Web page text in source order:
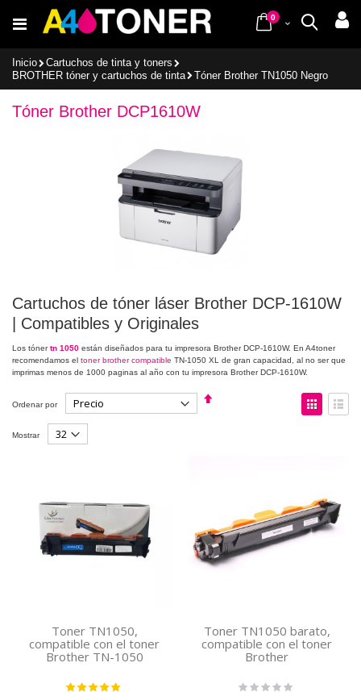
al
contenido
Buscar
Cart
0items
Inicio
Cartuchos de tinta y toners
BROTHER tóner y cartuchos de tinta
Tóner Brother TN1050 Negro
Tóner Brother DCP1610W
Cartuchos de tóner láser Brother DCP-1610W
| Compatibles y Originales
Los tónertn 1050 están diseñados para tu impresora Brother DCP-1610W. En A4toner
recomendamos el toner brother compatible TN-1050 XL de gran capacidad, al no ser que
imprimas menos de 1000 paginas al año con tu impresora Brother DCP-1610W.
Ordenar por
Fijar
Ver
como
Mostrar
Toner TN1050,
compatible con el toner
Brother TN-1050
Valoración:
Toner TN1050 barato,
compatible con el toner
Brother
Rating: